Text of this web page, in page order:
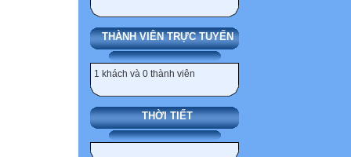
THÀNH VIÊN TRỰC TUYẾN
1 khách và 0 thành viên
THỜI TIẾT